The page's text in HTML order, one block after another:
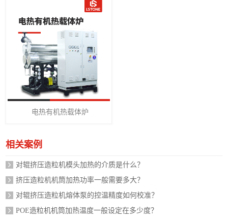
电热有机热载体炉
相关案例
对辊挤压造粒机模头加热的介质是什么？
挤压造粒机机筒加热功率一般需要多大？
对辊挤压造粒机熔体泵的控温精度如何校准？
POE造粒机机筒加热温度一般设定在多少度？